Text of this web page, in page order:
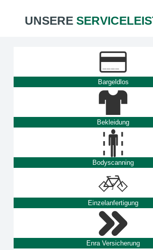
UNSERE
Bargeldlos
Bekleidung
Bodyscanning
Einzelanfertigung
Enra Versicherung